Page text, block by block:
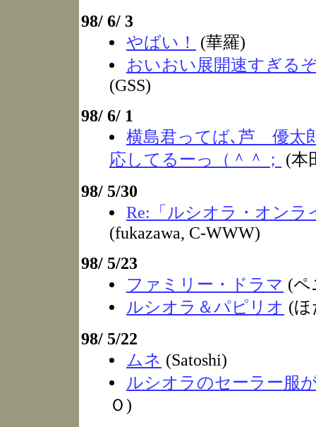
98/ 6/ 3
やばい！
(華羅)
おいおい展開速すぎる
(GSS)
98/ 6/ 1
横島君ってば､芦 優太
応してるーっ（＾＾；
(
98/ 5/30
Re:「ルシオラ・オンラ
(fukazawa, C-WWW)
98/ 5/23
ファミリー・ドラマ (ペ
ルシオラ＆パピリオ (ほ
98/ 5/22
ムネ (Satoshi)
ルシオラのセーラー服
Ｏ)